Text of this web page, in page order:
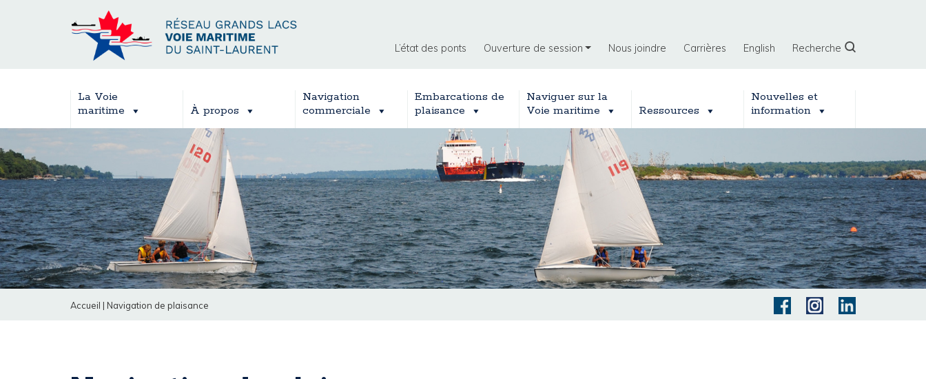
L’état des ponts Ouverture de session Nous joindre Carrières English Recherche
La Voie
maritime
À propos
Navigation
commerciale
Embarcations de
plaisance
Naviguer sur la
Voie maritime
Ressources
Nouvelles et
information
Accueil | Navigation de plaisance